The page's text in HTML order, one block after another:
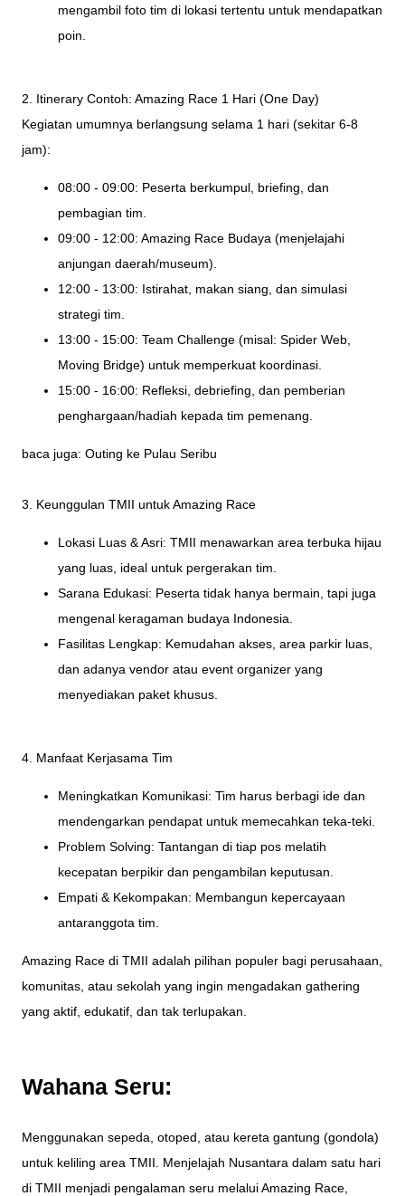
mengambil foto tim di lokasi tertentu untuk mendapatkan
poin.
2. Itinerary Contoh: Amazing Race 1 Hari (One Day)
Kegiatan umumnya berlangsung selama 1 hari (sekitar 6-8
jam):
08:00 - 09:00: Peserta berkumpul, briefing, dan
pembagian tim.
09:00 - 12:00: Amazing Race Budaya (menjelajahi
anjungan daerah/museum).
12:00 - 13:00: Istirahat, makan siang, dan simulasi
strategi tim.
13:00 - 15:00: Team Challenge (misal: Spider Web,
Moving Bridge) untuk memperkuat koordinasi.
15:00 - 16:00: Refleksi, debriefing, dan pemberian
penghargaan/hadiah kepada tim pemenang.
baca juga: Outing ke Pulau Seribu
3. Keunggulan TMII untuk Amazing Race
Lokasi Luas & Asri: TMII menawarkan area terbuka hijau
yang luas, ideal untuk pergerakan tim.
Sarana Edukasi: Peserta tidak hanya bermain, tapi juga
mengenal keragaman budaya Indonesia.
Fasilitas Lengkap: Kemudahan akses, area parkir luas,
dan adanya vendor atau event organizer yang
menyediakan paket khusus.
4. Manfaat Kerjasama Tim
Meningkatkan Komunikasi: Tim harus berbagi ide dan
mendengarkan pendapat untuk memecahkan teka-teki.
Problem Solving: Tantangan di tiap pos melatih
kecepatan berpikir dan pengambilan keputusan.
Empati & Kekompakan: Membangun kepercayaan
antaranggota tim.
Amazing Race di TMII adalah pilihan populer bagi perusahaan,
komunitas, atau sekolah yang ingin mengadakan gathering
yang aktif, edukatif, dan tak terlupakan.
Wahana Seru:
Menggunakan sepeda, otoped, atau kereta gantung (gondola)
untuk keliling area TMII. Menjelajah Nusantara dalam satu hari
di TMII menjadi pengalaman seru melalui Amazing Race,